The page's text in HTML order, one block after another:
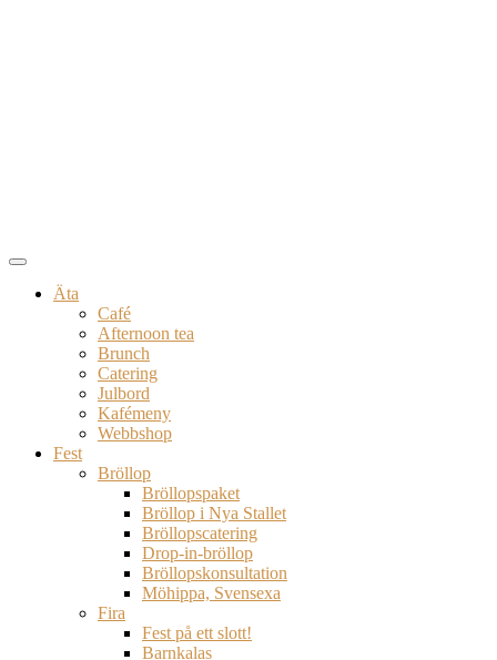
Äta
Café
Afternoon tea
Brunch
Catering
Julbord
Kafémeny
Webbshop
Fest
Bröllop
Bröllopspaket
Bröllop i Nya Stallet
Bröllopscatering
Drop-in-bröllop
Bröllopskonsultation
Möhippa, Svensexa
Fira
Fest på ett slott!
Barnkalas